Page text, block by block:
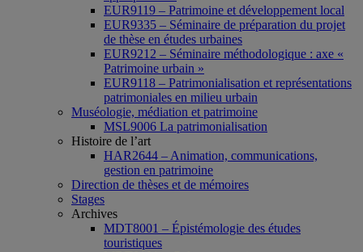
EUR9119 – Patrimoine et développement local
EUR9335 – Séminaire de préparation du projet
de thèse en études urbaines
EUR9212 – Séminaire méthodologique : axe «
Patrimoine urbain »
EUR9118 – Patrimonialisation et représentations
patrimoniales en milieu urbain
Muséologie, médiation et patrimoine
MSL9006 La patrimonialisation
Histoire de l’art
HAR2644 – Animation, communications,
gestion en patrimoine
Direction de thèses et de mémoires
Stages
Archives
MDT8001 – Épistémologie des études
touristiques